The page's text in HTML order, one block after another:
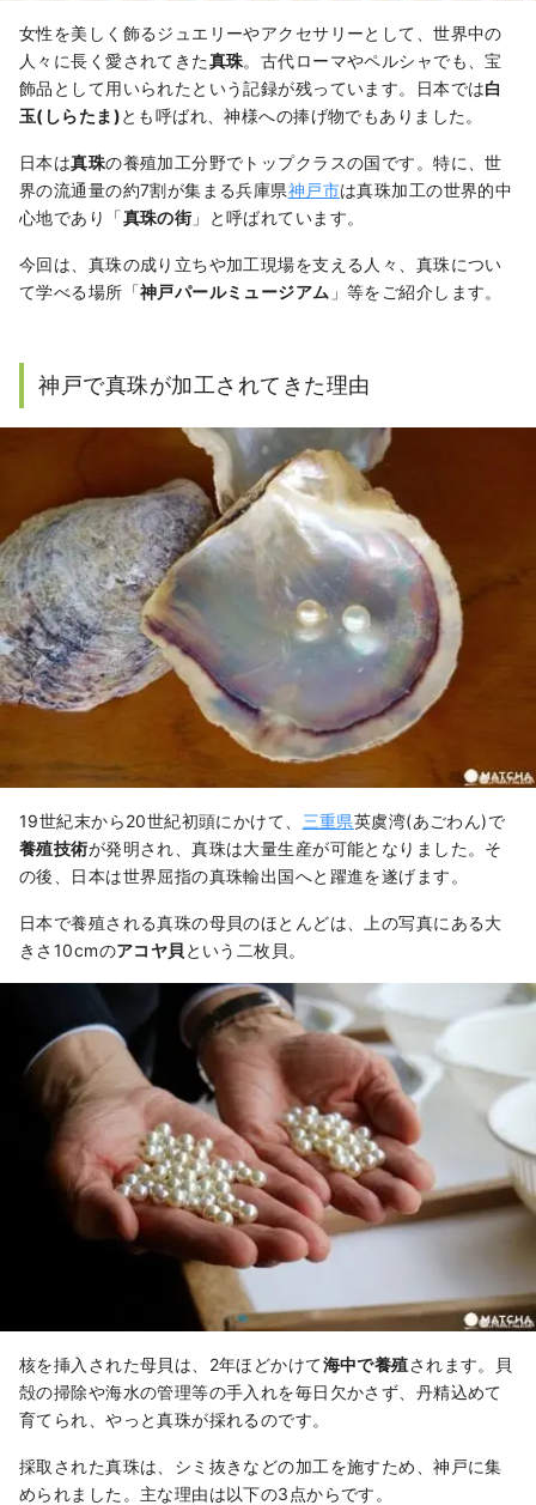
女性を美しく飾るジュエリーやアクセサリーとして、世界中の
人々に長く愛されてきた真珠。古代ローマやペルシャでも、宝
飾品として用いられたという記録が残っています。日本では白
玉(しらたま)とも呼ばれ、神様への捧げ物でもありました。
日本は真珠の養殖加工分野でトップクラスの国です。特に、世
界の流通量の約7割が集まる兵庫県神戸市は真珠加工の世界的中
心地であり「真珠の街」と呼ばれています。
今回は、真珠の成り立ちや加工現場を支える人々、真珠につい
て学べる場所「神戸パールミュージアム 」等をご紹介します。
神戸で真珠が加工されてきた理由
19世紀末から20世紀初頭にかけて、 三重県英虞湾(あごわん)で
養殖技術が発明され、真珠は大量生産が可能となりました。そ
の後、日本は世界屈指の真珠輸出国へと躍進を遂げます。
日本で養殖される真珠の母貝のほとんどは、上の写真にある大
きさ10cmのアコヤ貝 という二枚貝。
核を挿入された母貝は、2年ほどかけて海中で養殖されます。貝
殻の掃除や海水の管理等の手入れを毎日欠かさず、丹精込めて
育てられ、やっと真珠が採れるのです。
採取された真珠は、シミ抜きなどの加工を施すため、神戸に集
められました。主な理由は以下の3点からです。